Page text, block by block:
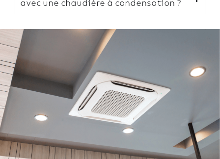
avec une chaudière à condensation ?